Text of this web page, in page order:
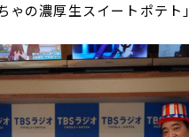
ゃの濃厚生スイートポテト」